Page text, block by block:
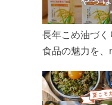
長年こめ油づ
食品の魅力を、
ん、製造現場
こめ油をもっ